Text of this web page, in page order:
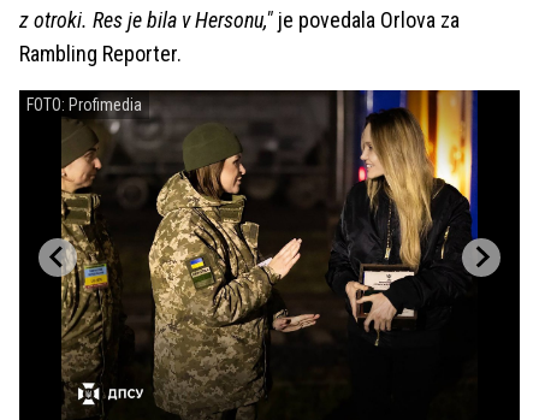
z otroki. Res je bila v Hersonu," je povedala Orlova za
Rambling Reporter.
FOTO: Profimedia